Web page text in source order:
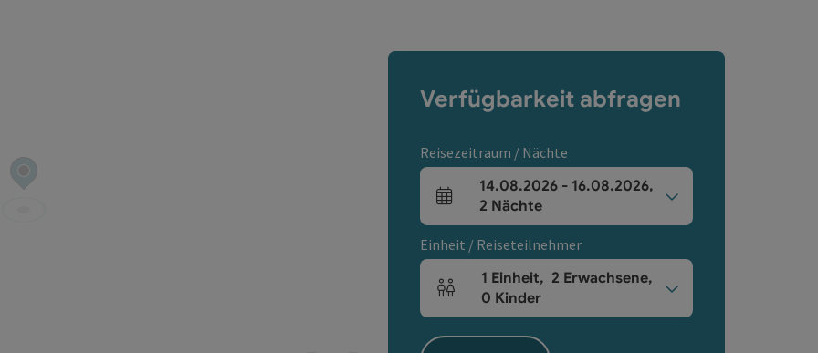
Verfügbarkeit abfragen
Reisezeitraum / Nächte
An- und Abreisefelder
14.08.2026- 16.08.2026,
2 Nächte
Einheit / Reiseteilnehmer
Einheitenanzahl und Personenfelder
1 Einheit, 2 Erwachsene,
0 Kinder